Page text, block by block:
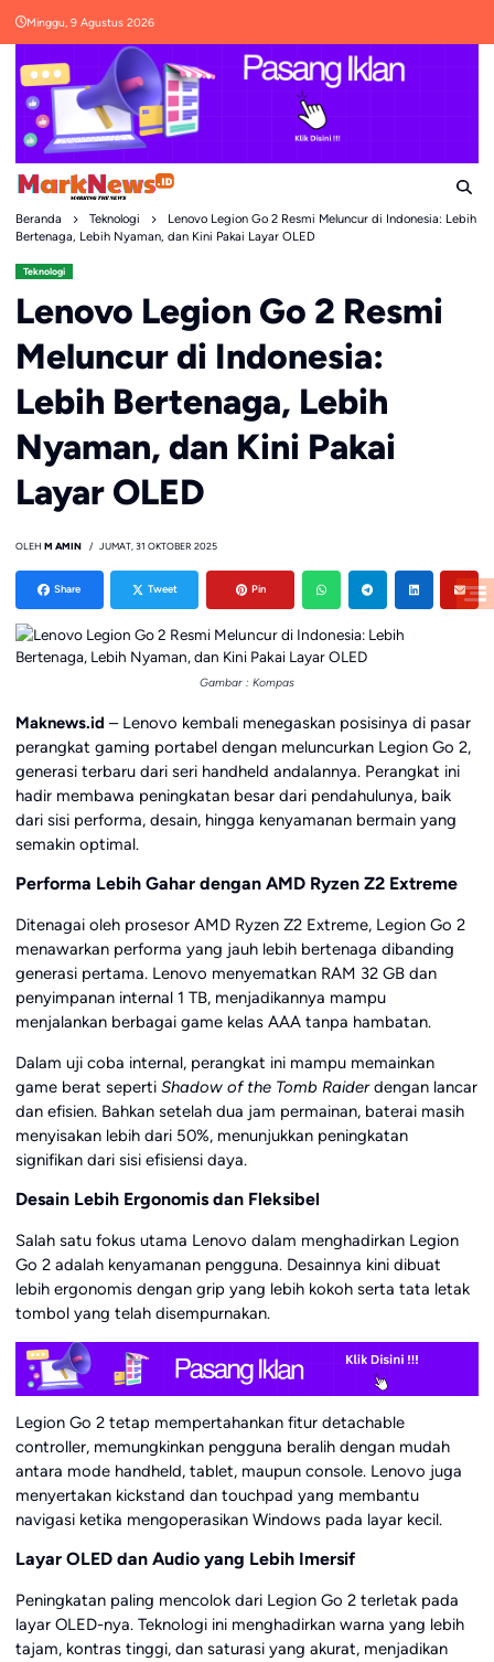
Minggu, 9 Agustus 2026
Beranda Teknologi
Lenovo Legion Go 2 Resmi Meluncur di Indonesia: Lebih
Bertenaga, Lebih Nyaman, dan Kini Pakai Layar OLED
Teknologi
Lenovo Legion Go 2 Resmi
Meluncur di Indonesia:
Lebih Bertenaga, Lebih
Nyaman, dan Kini Pakai
Layar OLED
OLEH M AMIN JUMAT, 31 OKTOBER 2025
Share Tweet Pin
Gambar : Kompas
Maknews.id – Lenovo kembali menegaskan posisinya di pasar
perangkat gaming portabel dengan meluncurkan Legion Go 2,
generasi terbaru dari seri handheld andalannya. Perangkat ini
hadir membawa peningkatan besar dari pendahulunya, baik
dari sisi performa, desain, hingga kenyamanan bermain yang
semakin optimal.
Performa Lebih Gahar dengan AMD Ryzen Z2 Extreme
Ditenagai oleh prosesor AMD Ryzen Z2 Extreme, Legion Go 2
menawarkan performa yang jauh lebih bertenaga dibanding
generasi pertama. Lenovo menyematkan RAM 32 GB dan
penyimpanan internal 1 TB, menjadikannya mampu
menjalankan berbagai game kelas AAA tanpa hambatan.
Dalam uji coba internal, perangkat ini mampu memainkan
game berat seperti Shadow of the Tomb Raiderdengan lancar
dan efisien. Bahkan setelah dua jam permainan, baterai masih
menyisakan lebih dari 50%, menunjukkan peningkatan
signifikan dari sisi efisiensi daya.
Desain Lebih Ergonomis dan Fleksibel
Salah satu fokus utama Lenovo dalam menghadirkan Legion
Go 2 adalah kenyamanan pengguna. Desainnya kini dibuat
lebih ergonomis dengan grip yang lebih kokoh serta tata letak
tombol yang telah disempurnakan.
Legion Go 2 tetap mempertahankan fitur detachable
controller, memungkinkan pengguna beralih dengan mudah
antara mode handheld, tablet, maupun console. Lenovo juga
menyertakan kickstand dan touchpad yang membantu
navigasi ketika mengoperasikan Windows pada layar kecil.
Layar OLED dan Audio yang Lebih Imersif
Peningkatan paling mencolok dari Legion Go 2 terletak pada
layar OLED-nya. Teknologi ini menghadirkan warna yang lebih
tajam, kontras tinggi, dan saturasi yang akurat, menjadikan